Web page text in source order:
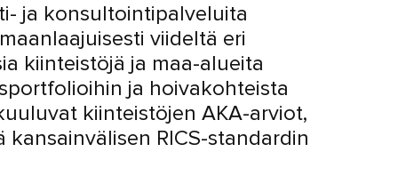
ja konsultointipalveluita
viideltä eri
kiinteistöjä ja maa-alueita
ja hoivakohteista
kiinteistöjen AKA-arviot,
RICS-standardin